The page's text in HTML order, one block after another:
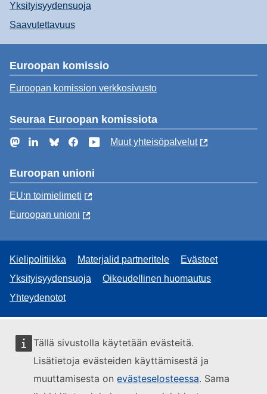
Tällä sivustolla käytetään evästeitä.
Lisätietoja evästeiden käyttämisestä ja
muuttamisesta on evästeselosteessa. Sama
Yksityisyydensuoja
Saavutettavuus
Euroopan komissio
Euroopan komission verkkosivusto
Seuraa Euroopan komissiota
MastodonLinkedInBlueskyFacebookYouTube
Muut yhteisöpalvelut
Euroopan unioni
EU:n toimielimeti
Euroopan unioni
Kielipolitiikka Materjalid partneritele
Evästeet
Yksityisyydensuoja
Oikeudellinen huomautus
Yhteydenotot